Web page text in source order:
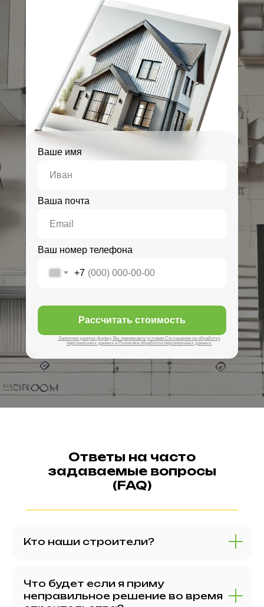
Ваше имя
Ваша почта
Ваш номер телефона
+7
Рассчитать стоимость
Заполняя данную форму, Вы принимаете условия Соглашения на обработку
персональных данных и Политики обработки персональных данных.
Ответы на часто
задаваемые вопросы
(FAQ)
Кто наши строители?
Что будет если я приму
неправильное решение во время